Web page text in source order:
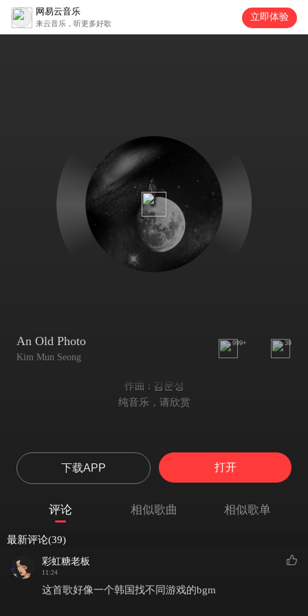
网易云音乐
来云音乐，听更多好歌
立即体验
An Old Photo
Kim Mun Seong
999+ 39
作曲 : 김문성
纯音乐，请欣赏
下载APP 打开
评论 相似歌曲 相似歌单
最新评论(39)
彩虹糖老板
11:24
这首歌好像一个韩国找不同游戏的bgm